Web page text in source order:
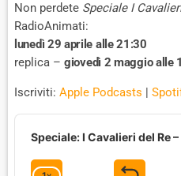
Non perdete Speciale I
RadioAnimati:
lunedì 29 aprile alle 21:30
replica – giovedì 2 maggio alle
Iscriviti: Apple Podcasts |
A
Speciale: I Cavalieri del Re